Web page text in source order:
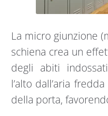
La micro giunzione
schiena crea un
degli abiti
l’alto dall’aria
della porta,